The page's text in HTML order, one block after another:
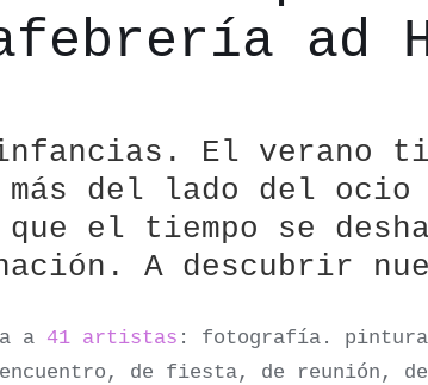
ad
infancias. El verano
del lado del ocio
el tiempo se
A descubrir
a 41 artistas : fotografía.
de fiesta, de reunión,